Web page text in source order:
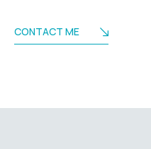
CONTACT ME